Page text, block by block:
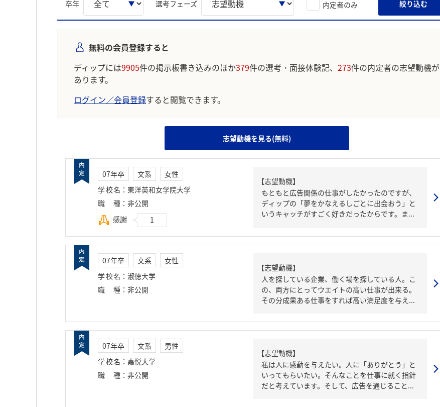
卒年 選考フェーズ 内定者のみ 絞り込む
無料の会員登録すると
ディップには9905件の掲示板書き込みのほか379件の選考・面接体験記、 273件の内定者の志望動機が
あります。
ログイン／会員登録すると閲覧できます。
志望動機を見る(無料)
07年卒 文系
女性
学校名 ： 東洋英和女学院大学
職種 ： 非公開
感謝
1
【志望動機】
もともと広告関係の仕事がしたかったのですが、
ディップの「夢をかなえるしごとに出会おう」と
いうキャッチがすごく好きだったからです。ま...
07年卒 文系
女性
学校名 ： 淑徳大学
職種 ： 非公開
【志望動機】
人を探している企業、働く場を探している人。こ
の、両方にとってウエイトの高い仕事が出来る。
その分成果ある仕事をすれば高い満足度を与え...
07年卒 文系
男性
学校名 ： 嘉悦大学
職種 ： 非公開
【志望動機】
私は人に感動を与えたい。人に「ありがとう」と
いってもらいたい。そんなことを仕事に就く指針
だと考えています。そして、広告を通じること...